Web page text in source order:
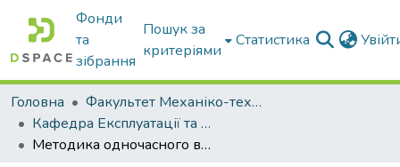
Фонди
та
зібрання
Пошук за
критеріями
Статистика
Головна
Факультет Механіко-технологічний
Кафедра Експлуатації та технічного сервісу машин
Методика одночасного виконання двох технологічних операцій